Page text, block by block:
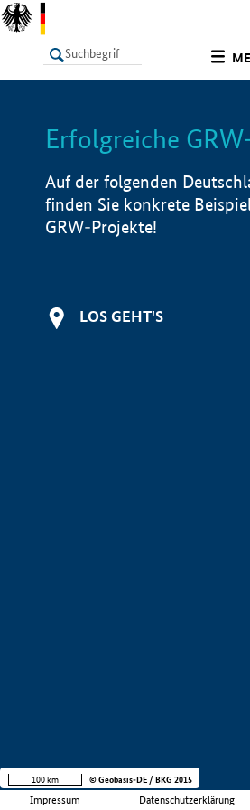
LISTE
Erfolgreiche
Auf der folgenden
finden Sie konkrete
GRW-Projekte!
LOS GEHT'S
Impressum Datenschutzerklärung
100 km © Geobasis-DE / BKG 2015